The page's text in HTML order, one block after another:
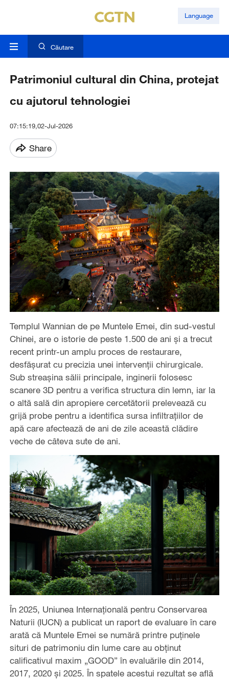
Language
Căutare
Patrimoniul cultural din China, protejat
cu ajutorul tehnologiei
07:15:19,02-Jul-2026
Share
Templul Wannian de pe Muntele Emei, din sud-vestul
Chinei, are o istorie de peste 1.500 de ani și a trecut
recent printr-un amplu proces de restaurare,
desfășurat cu precizia unei intervenții chirurgicale.
Sub streașina sălii principale, inginerii folosesc
scanere 3D pentru a verifica structura din lemn, iar la
o altă sală din apropiere cercetătorii prelevează cu
grijă probe pentru a identifica sursa infiltrațiilor de
apă care afectează de ani de zile această clădire
veche de câteva sute de ani.
În 2025, Uniunea Internațională pentru Conservarea
Naturii (IUCN) a publicat un raport de evaluare în care
arată că Muntele Emei se numără printre puținele
situri de patrimoniu din lume care au obținut
calificativul maxim „GOOD” în evaluările din 2014,
2017, 2020 și 2025. În spatele acestui rezultat se află